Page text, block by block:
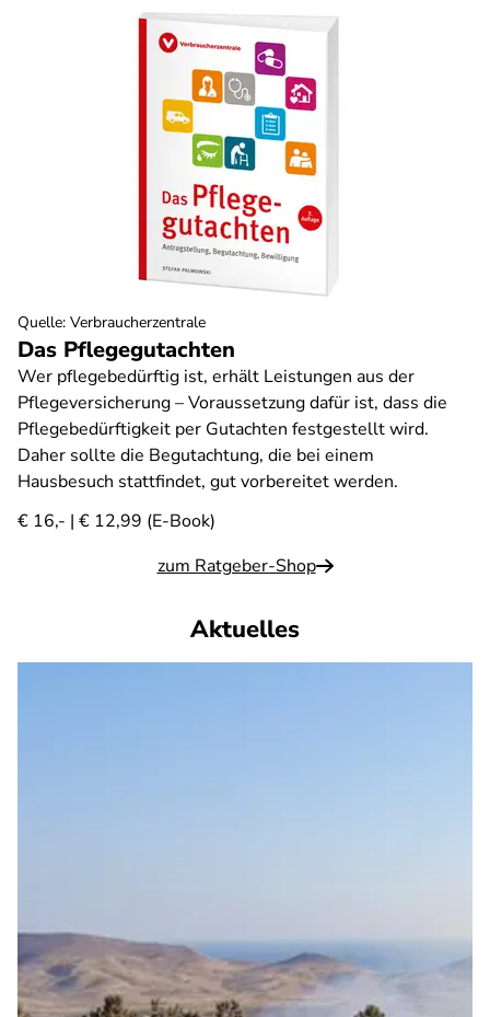
Das Pflegegutachten
Wer pflegebedürftig ist, erhält Leistungen aus der
Pflegeversicherung – Voraussetzung dafür ist, dass die
Pflegebedürftigkeit per Gutachten festgestellt wird.
Daher sollte die Begutachtung, die bei einem
Hausbesuch stattfindet, gut vorbereitet werden.
€ 16,- | € 12,99 (E-Book)
zum Ratgeber-Shop
Quelle: Verbraucherzentrale
Aktuelles